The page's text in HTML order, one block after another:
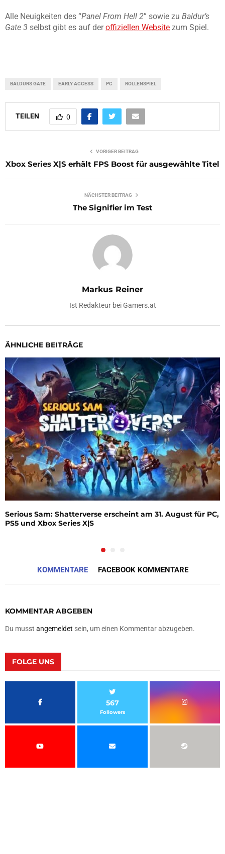
Alle Neuigkeiten des “Panel From Hell 2” sowie zu Baldur’s
Gate 3 selbst gibt es auf deroffiziellen Website zum Spiel.
BALDURS GATE EARLY ACCESS PC ROLLENSPIEL
TEILEN 0
VORIGER BEITRAG
Xbox Series X|S erhält FPS Boost für ausgewählte Titel
NÄCHSTER BEITRAG
The Signifier im Test
Markus Reiner
Ist Redakteur bei Gamers.at
ÄHNLICHE BEITRÄGE
Serious Sam: Shatterverse erscheint am 31. August für PC,
PS5 und Xbox Series X|S
KOMMENTARE FACEBOOK KOMMENTARE
KOMMENTAR ABGEBEN
Du musst angemeldet sein, um einen Kommentar abzugeben.
FOLGE UNS
567
Followers